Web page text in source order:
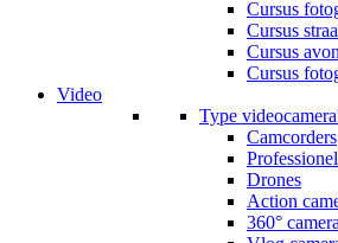
Cursus
Cursus
Cursus
Cursus
Video
Type
Camcorders
Drones
Action
360°